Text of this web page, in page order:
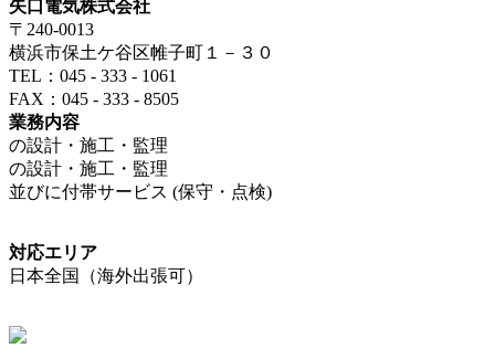
矢口電気株式会社
〒240-0013
横浜市保土ケ谷区帷子町１－３０
TEL：045 - 333 - 1061
FAX：045 - 333 - 8505
業務内容
の設計・施工・監理
の設計・施工・監理
並びに付帯サービス (保守・点検)
対応エリア
日本全国（海外出張可）